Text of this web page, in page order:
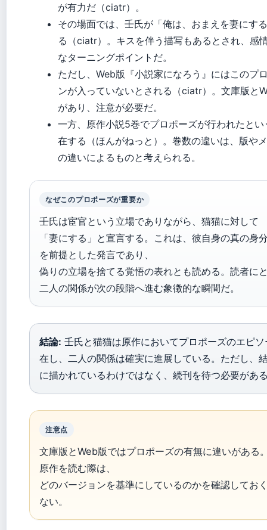
が有力だ（ciatr）。
その場面では、壬氏が「俺は、おまえを妻にす
る（ciatr）。キスを伴う描写もあるとされ、感
なターニングポイントだ。
ただし、Web版『小説家になろう』にはこのプ
ンが入っていないとされる（ciatr）。文庫版と
があり、注意が必要だ。
一方、原作小説5巻でプロポーズが行われたとい
在する（ほんがねっと）。巻数の違いは、版や
の違いによるものと考えられる。
なぜこのプロポーズが重要か
壬氏は宦官という立場でありながら、猫猫に対して
「妻にする」と宣言する。これは、彼自身の真の身
を前提とした発言であり、
偽りの立場を捨てる覚悟の表れとも読める。読者に
二人の関係が次の段階へ進む象徴的な瞬間だ。
結論: 壬氏と猫猫は原作においてプロポーズのエピ
在し、二人の関係は確実に進展している。ただし、
に描かれているわけではなく、続刊を待つ必要があ
注意点
文庫版とWeb版ではプロポーズの有無に違いがある
原作を読む際は、
どのバージョンを基準にしているのかを確認してお
ない。